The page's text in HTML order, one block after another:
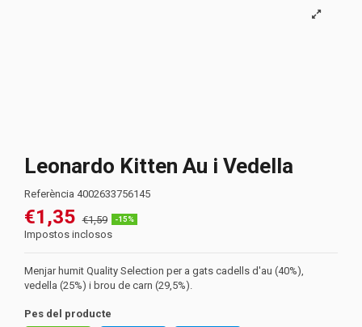
Leonardo Kitten Au i Vedella
Referència 4002633756145
€1,35 €1,59 -15%
Impostos inclosos
Menjar humit Quality Selection per a gats cadells d'au (40%),
vedella (25%) i brou de carn (29,5%).
Pes del producte